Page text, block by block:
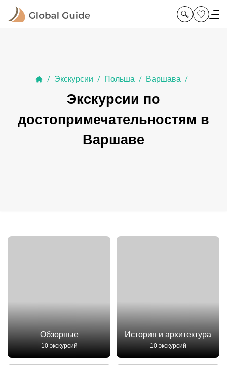
/ Экскурсии / Польша / Варшава /
Экскурсии по
достопримечательностям в
Варшаве
Обзорные
10 экскурсий
История и архитектура
10 экскурсий